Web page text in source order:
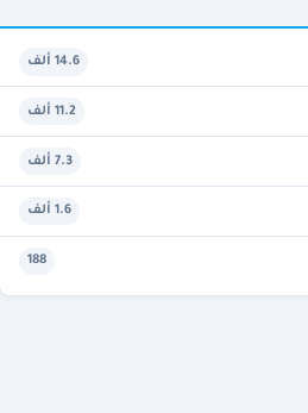
14.6 ألف
11.2 ألف
7.3 ألف
1.6 ألف
188